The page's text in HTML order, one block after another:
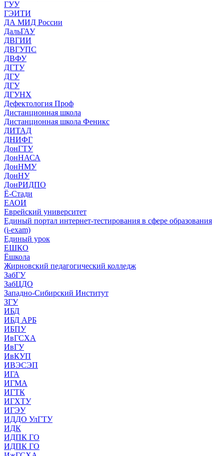
ГУУ
ГЭИТИ
ДА МИД России
ДальГАУ
ДВГИИ
ДВГУПС
ДВФУ
ДГТУ
ДГУ
ДГУ
ДГУНХ
Дефектология Проф
Дистанционная школа
Дистанционная школа Феникс
ДИТАД
ДНИФГ
ДонГТУ
ДонНАСА
ДонНМУ
ДонНУ
ДонРИДПО
Ё-Стади
ЕАОИ
Еврейский университет
Единый портал интернет-тестирования в сфере образования
(i-exam)
Единый урок
ЕШКО
Ёшкола
Жирновский педагогический колледж
ЗабГУ
ЗабЦДО
Западно-Сибирский Институт
ЗГУ
ИБД
ИБД АРБ
ИБПУ
ИвГСХА
ИвГУ
ИвКУП
ИВЭСЭП
ИГА
ИГМА
ИГТК
ИГХТУ
ИГЭУ
ИДДО УлГТУ
ИДК
ИДПК ГО
ИДПК ГО